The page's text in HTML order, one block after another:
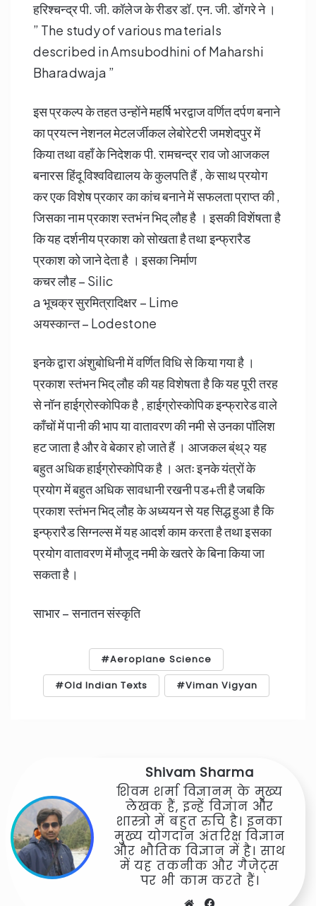
हरिश्चन्द्र पी. जी. कॉलेज के रीडर डॉ. एन. जी. डोंगरे ने ।
” The study of various materials
described in Amsubodhini of Maharshi
Bharadwaja ”
इस प्रकल्प के तहत उन्होंने महर्षि भरद्वाज वर्णित दर्पण बनाने
का प्रयत्न नेशनल मेटलर्जीकल लेबोरेटरी जमशेदपुर में
किया तथा वहाँ के निदेशक पी. रामचन्द्र राव जो आजकल
बनारस हिंदू विश्वविद्यालय के कुलपति हैं , के साथ प्रयोग
कर एक विशेष प्रकार का कांच बनाने में सफलता प्राप्त की ,
जिसका नाम प्रकाश स्तभंन भिद् लौह है । इसकी विशेंषता है
कि यह दर्शनीय प्रकाश को सोखता है तथा इन्फ्रारैड
प्रकाश को जाने देता है । इसका निर्माण
कचर लौह – Silic
a भूचक्र सुरमित्रादिक्षर – Lime
अयस्कान्त – Lodestone
इनके द्वारा अंशुबोधिनी में वर्णित विधि से किया गया है ।
प्रकाश स्तंभन भिद् लौह की यह विशेषता है कि यह पूरी तरह
से नॉन हाईग्रोस्कोपिक है , हाईग्रोस्कोपिक इन्फ्रारेड वाले
काँचों में पानी की भाप या वातावरण की नमी से उनका पॉलिश
हट जाता है और वे बेकार हो जाते हैं । आजकल ब्ंथ्२ यह
बहुत अधिक हाईग्रोस्कोपिक है । अतः इनके यंत्रों के
प्रयोग में बहुत अधिक सावधानी रखनी पड+ती है जबकि
प्रकाश स्तंभन भिद् लौह के अध्ययन से यह सिद्ध हुआ है कि
इन्फ्रारैड सिग्नल्स में यह आदर्श काम करता है तथा इसका
प्रयोग वातावरण में मौजूद नमी के खतरे के बिना किया जा
सकता है।
साभार – सनातन संस्कृति
Aeroplane Science
Old Indian Texts Viman Vigyan
Shivam Sharma
शिवम शर्मा विज्ञानम् के मुख्य
लेखक हैं, इन्हें विज्ञान और
शास्त्रो में बहुत रुचि है। इनका
मुख्य योगदान अंतरिक्ष विज्ञान
और भौतिक विज्ञान में है। साथ
में यह तकनीक और गैजेट्स
पर भी काम करते हैं।
Website